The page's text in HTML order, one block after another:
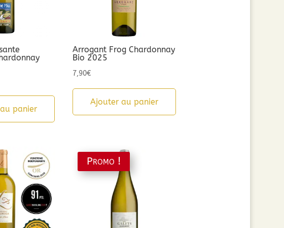
panier
Arrogant Frog Chardonnay
Bio 2025
7,90€
Ajouter au panier
Promo !